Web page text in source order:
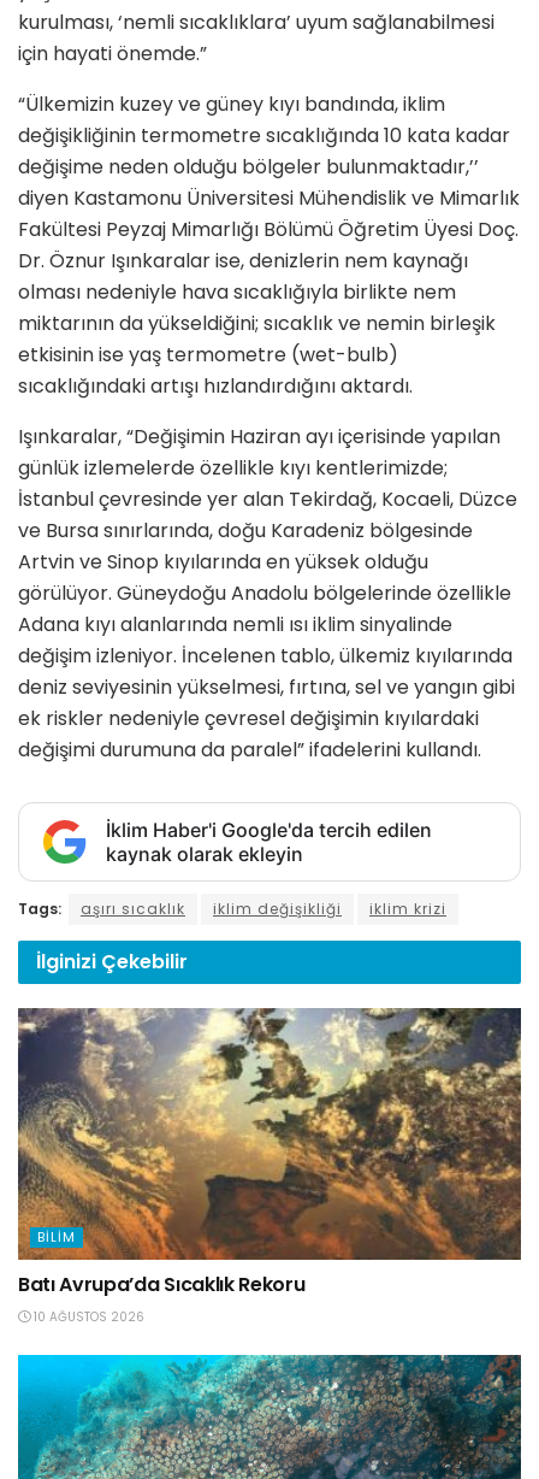
kurulması, ‘nemli sıcaklıklara’ uyum sağlanabilmesi
için hayati önemde.”
“Ülkemizin kuzey ve güney kıyı bandında, iklim
değişikliğinin termometre sıcaklığında 10 kata kadar
değişime neden olduğu bölgeler bulunmaktadır,’’
diyen Kastamonu Üniversitesi Mühendislik ve Mimarlık
Fakültesi Peyzaj Mimarlığı Bölümü Öğretim Üyesi Doç.
Dr. Öznur Işınkaralar ise, denizlerin nem kaynağı
olması nedeniyle hava sıcaklığıyla birlikte nem
miktarının da yükseldiğini; sıcaklık ve nemin birleşik
etkisinin ise yaş termometre (wet-bulb)
sıcaklığındaki artışı hızlandırdığını aktardı.
Işınkaralar, “Değişimin Haziran ayı içerisinde yapılan
günlük izlemelerde özellikle kıyı kentlerimizde;
İstanbul çevresinde yer alan Tekirdağ, Kocaeli, Düzce
ve Bursa sınırlarında, doğu Karadeniz bölgesinde
Artvin ve Sinop kıyılarında en yüksek olduğu
görülüyor. Güneydoğu Anadolu bölgelerinde özellikle
Adana kıyı alanlarında nemli ısı iklim sinyalinde
değişim izleniyor. İncelenen tablo, ülkemiz kıyılarında
deniz seviyesinin yükselmesi, fırtına, sel ve yangın gibi
ek riskler nedeniyle çevresel değişimin kıyılardaki
değişimi durumuna da paralel” ifadelerini kullandı.
İklim Haber'i Google'da tercih edilen
kaynak olarak ekleyin
Tags: aşırı sıcaklık iklim değişikliği iklim krizi
İlginizi Çekebilir
BILIM
Batı Avrupa’da Sıcaklık Rekoru
10 AĞUSTOS 2026